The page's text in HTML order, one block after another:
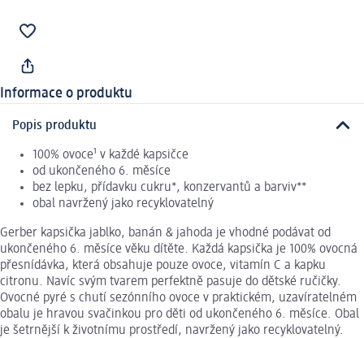
Informace o produktu
Popis produktu
100% ovoce¹ v každé kapsičce
od ukončeného 6. měsíce
bez lepku, přídavku cukru*, konzervantů a barviv**
obal navržený jako recyklovatelný
Gerber kapsička jablko, banán & jahoda je vhodné podávat od
ukončeného 6. měsíce věku dítěte. Každá kapsička je 100% ovocná
přesnídávka, která obsahuje pouze ovoce, vitamín C a kapku
citronu. Navíc svým tvarem perfektně pasuje do dětské ručičky.
Ovocné pyré s chutí sezónního ovoce v praktickém, uzavíratelném
obalu je hravou svačinkou pro děti od ukončeného 6. měsíce. Obal
je šetrnější k životnímu prostředí, navržený jako recyklovatelný.